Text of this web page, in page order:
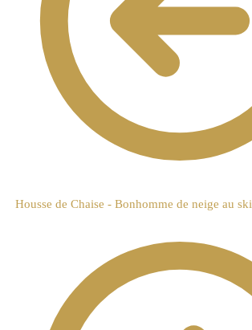
Housse de Chaise - Bonhomme de neige au ski